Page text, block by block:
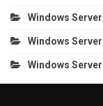
Windows
Windows
Windows